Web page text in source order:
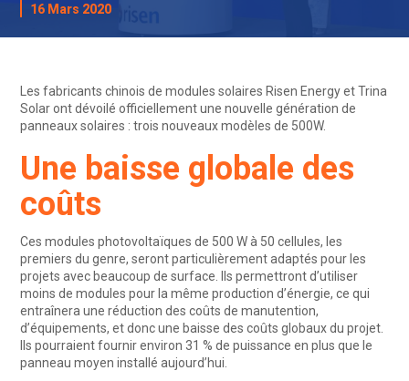
16 Mars 2020
Les fabricants chinois de modules solaires Risen Energy et Trina
Solar ont dévoilé officiellement une nouvelle génération de
panneaux solaires : trois nouveaux modèles de 500W.
Une baisse globale des
coûts
Ces modules photovoltaïques de 500 W à 50 cellules, les
premiers du genre, seront particulièrement adaptés pour les
projets avec beaucoup de surface. Ils permettront d’utiliser
moins de modules pour la même production d’énergie, ce qui
entraînera une réduction des coûts de manutention,
d’équipements, et donc une baisse des coûts globaux du projet.
Ils pourraient fournir environ 31 % de puissance en plus que le
panneau moyen installé aujourd’hui.